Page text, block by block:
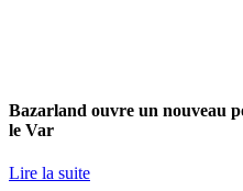
Bazarland ouvre un nouveau
le Var
Lire la suite